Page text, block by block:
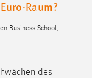
Raum?
Business School,
des